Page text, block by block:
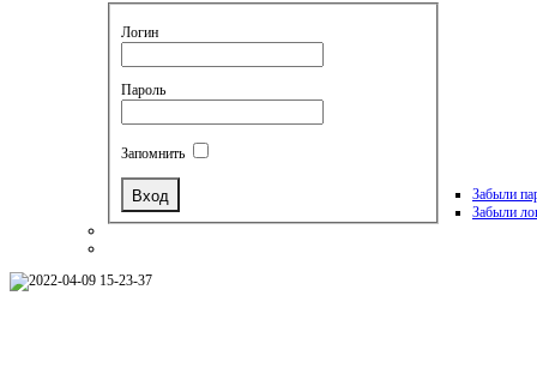
Логин
Пароль
Запомнить
Забыли
Забыли